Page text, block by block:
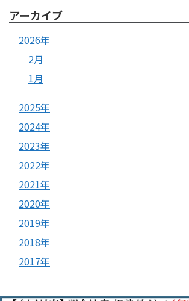
アーカイブ
2026年
2月
1月
2025年
2024年
2023年
2022年
2021年
2020年
2019年
2018年
2017年